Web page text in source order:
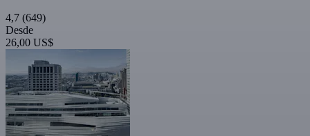
4,7 (649)
Desde
26,00 US$